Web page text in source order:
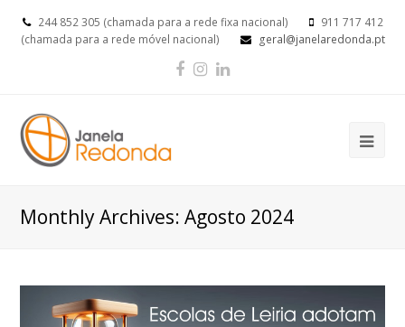
244 852 305 (chamada para a rede fixa nacional)
911 717 412
(chamada para a rede móvel nacional)
geral@janelaredonda.pt
Facebook
Instagram
Monthly Archives: Agosto 2024